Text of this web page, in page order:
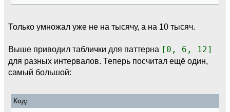
Только умножал уже не на тысячу, а на 10 тысяч.
Выше приводил таблички для паттерна [0, 6, 12]
для разных интервалов. Теперь посчитал ещё один,
самый большой:
Код: